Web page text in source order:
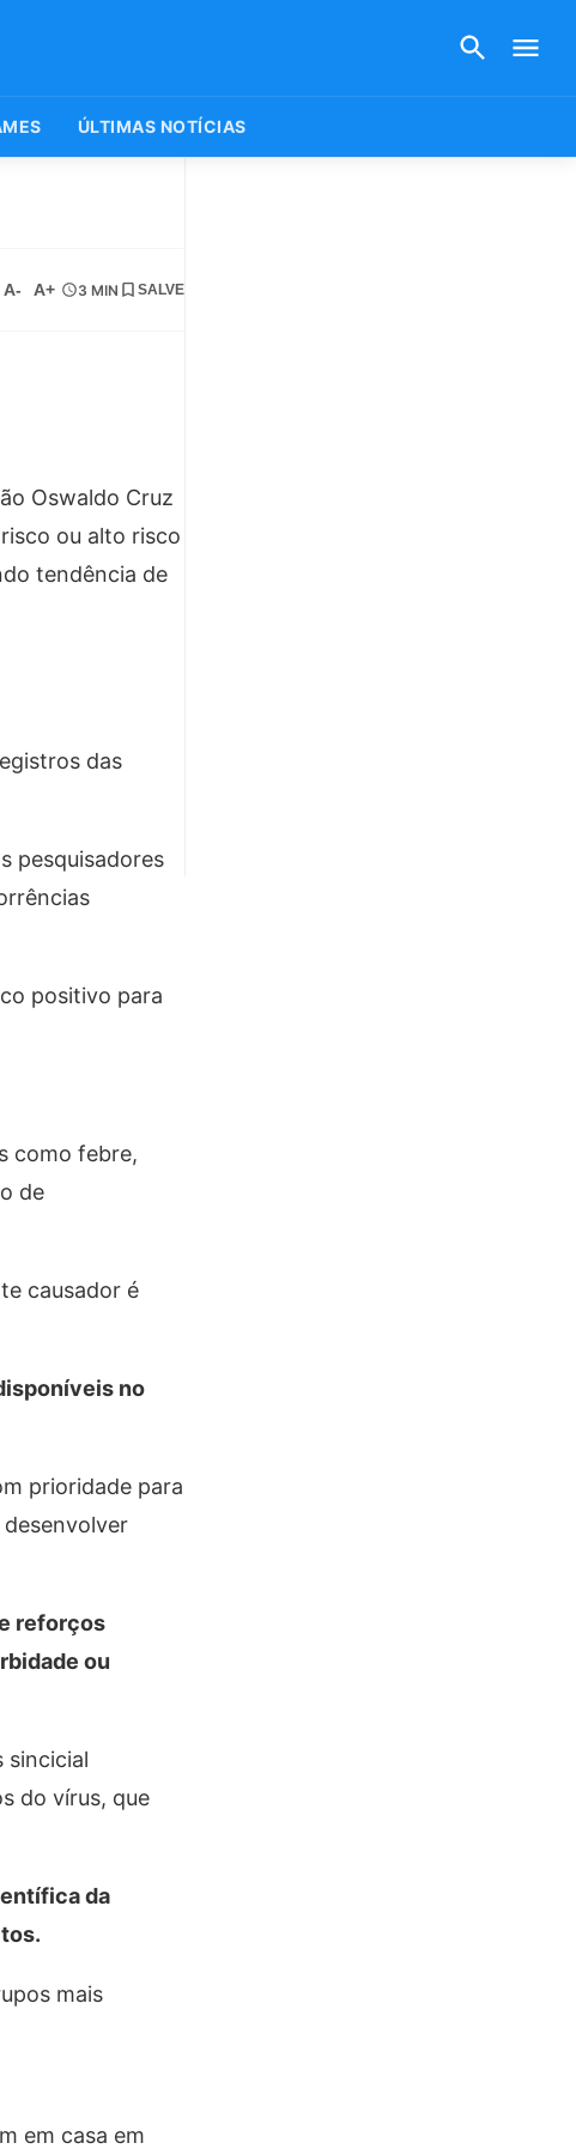
ÚLTIMAS NOTÍCIAS
A- A+ 3 MIN SALVE
Oswaldo Cruz
ou alto risco
tendência de
das
pesquisadores
positivo para
como febre,
de
causador é
no
prioridade para
reforços
ou
sincicial
do vírus, que
da
mais
em casa em